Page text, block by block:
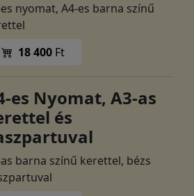
nyomat, A4-es barna színű
18 400 Ft
es Nyomat, A3-as
és
barna színű kerettel, bézs